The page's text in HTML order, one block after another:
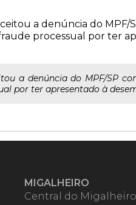
a denúncia do MPF/
processual por ter
a denúncia do MPF/SP
por ter apresentado à
MIGALHEIRO
Central do Migalheiro